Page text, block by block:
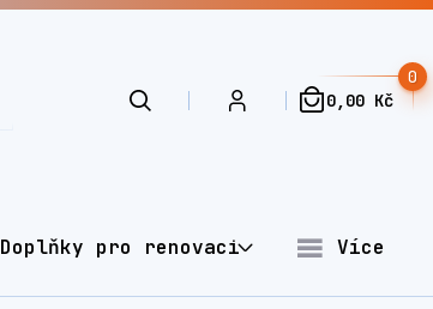
0
0,00 Kč
Doplňky pro renovaci Více